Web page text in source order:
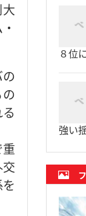
８位
強い